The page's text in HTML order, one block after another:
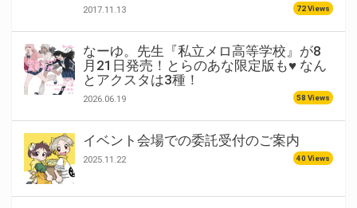
2017.11.13 72 Views
なーゆ。先生『私立メロ高等学校』が8
月21日発売！とらのあな限定版も♥ なん
とアクスタは3種！
2026.06.19 58 Views
イベント会場での委託受付のご案内
2025.11.22 40 Views